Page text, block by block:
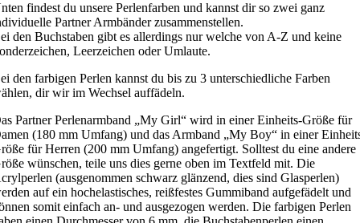
findest du unsere Perlenfarben und kannst dir so zwei ganz
Partner Armbänder zusammenstellen.
den Buchstaben gibt es allerdings nur welche von A-Z und keine
Leerzeichen oder Umlaute.
den farbigen Perlen kannst du bis zu 3 unterschiedliche Farben
dir wir im Wechsel auffädeln.
Partner Perlenarmband „My Girl“ wird in einer Einheits-Größe für
(180 mm Umfang) und das Armband „My Boy“ in einer
für Herren (200 mm Umfang) angefertigt. Solltest du eine andere
wünschen, teile uns dies gerne oben im Textfeld mit. Die
(ausgenommen schwarz glänzend, dies sind Glasperlen)
auf ein hochelastisches, reißfestes Gummiband aufgefädelt und
somit einfach an- und ausgezogen werden. Die farbigen Perlen